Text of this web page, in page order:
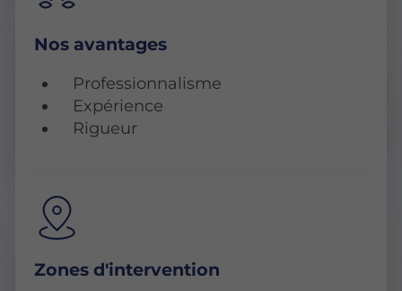
Nos avantages
Professionnalisme
Expérience
Rigueur
Zones d'intervention